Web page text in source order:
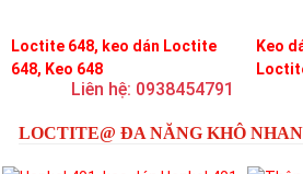
Loctite 648, keo dán Loctite
648, Keo 648
Liên hệ: 0938454791
Keo
LOCTITE@ ĐA NĂNG KHÔ